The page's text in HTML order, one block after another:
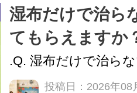
けでなく首や肩の筋
担をかけ、顎関節症
つながることがあり
湿布だけで治ら
てもらえますか
.Q. 湿布だけで治ら
らえますか？A. はい
投稿日：2026年08